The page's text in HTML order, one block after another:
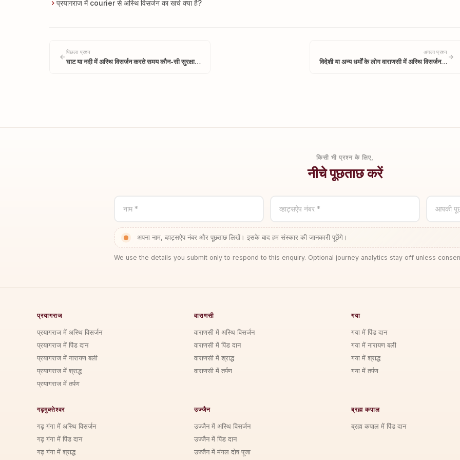
प्रयागराज में courier से अस्थि विसर्जन का खर्च क्या है?
पिछला प्रश्न
घाट या नदी में अस्थि विसर्जन करते समय कौन-सी सुरक्षा…
अगला प्रश्न
विदेशी या अन्य धर्मों के लोग वाराणसी में अस्थि विसर्जन…
किसी भी प्रश्न के लिए,
नीचे पूछताछ करें
नाम * व्हाट्सऐप नंबर * आपकी
अपना नाम, व्हाट्सऐप नंबर और पूछताछ लिखें। इसके बाद हम संस्कार की जानकारी पूछेंगे।
We use the details you submit only to respond to this enquiry. Optional journey analytics stay off unless
प्रयागराज
प्रयागराज में अस्थि विसर्जन
प्रयागराज में पिंड दान
प्रयागराज में नारायण बली
प्रयागराज में श्राद्ध
प्रयागराज में तर्पण
वाराणसी
वाराणसी में अस्थि विसर्जन
वाराणसी में पिंड दान
वाराणसी में श्राद्ध
वाराणसी में तर्पण
गया
गया में पिंड दान
गया में नारायण बली
गया में श्राद्ध
गया में तर्पण
गढ़मुक्तेश्वर
गढ़ गंगा में अस्थि विसर्जन
गढ़ गंगा में पिंड दान
गढ़ गंगा में श्राद्ध
उज्जैन
उज्जैन में अस्थि विसर्जन
उज्जैन में पिंड दान
उज्जैन में मंगल दोष पूजा
ब्रह्म कपाल
ब्रह्म कपाल में पिंड दान